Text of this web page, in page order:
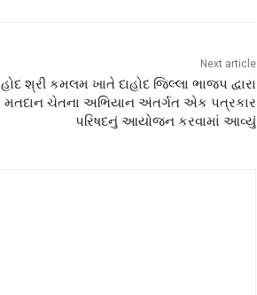
Next article
શ્રી કમલમ ખાતે દાહોદ જિલ્લા ભાજપ દ્વારા
મતદાન ચેતના અભિયાન અંતર્ગત એક પત્રકાર
પરિષદનું આયોજન કરવામાં આવ્યું